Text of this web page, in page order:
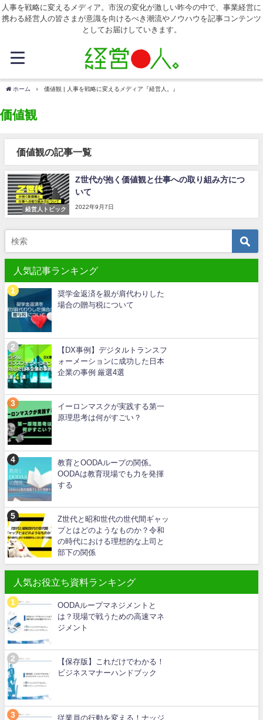
人事を戦略に変えるメディア。市況の変化が激しい昨今の中で、事業経営に
携わる経営人の皆さまが意識を向けるべき潮流やノウハウを記事コンテンツ
としてお届けしていきます。
ホーム 価値観 | 人事を戦略に変えるメディア『経営人。』
価値観
価値観の記事一覧
経営人トピック
Z世代が抱く価値観と仕事への取り組み方につ
いて
2022年9月7日
人気記事ランキング
奨学金返済を親が肩代わりした
場合の贈与税について
【DX事例】デジタルトランスフ
ォーメーションに成功した日本
企業の事例 厳選4選
イーロンマスクが実践する第一
原理思考は何がすごい？
教育とOODAループの関係。
OODAは教育現場でも力を発揮
する
Z世代と昭和世代の世代間ギャッ
プとはどのようなものか？令和
の時代における理想的な上司と
部下の関係
人気お役立ち資料ランキング
OODAループマネジメントと
は？現場で戦うための高速マネ
ジメント
【保存版】これだけでわかる！
ビジネスマナーハンドブック
従業員の行動を変える！ナッジ